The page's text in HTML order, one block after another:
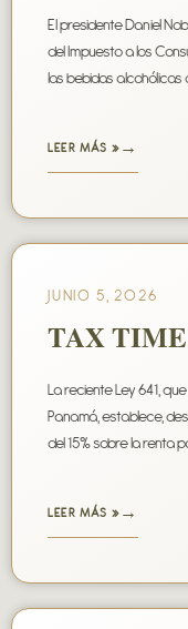
El presidente Daniel
del Impuesto a los
las bebidas
LEER MÁS »
TAX TIME
JUNIO 5, 2026
La reciente Ley 641,
Panamá, establece,
del 15% sobre la renta
LEER MÁS »